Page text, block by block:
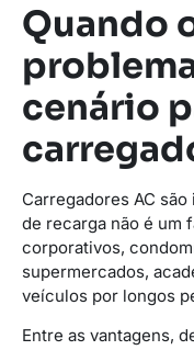
Quando
cenário
Carregadores AC
de recarga não é um
corporativos,
supermercados,
veículos por longos
Entre as vantagens,